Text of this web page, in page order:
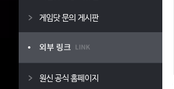
게임닷 문의 게시판
원신 공식 홈페이지